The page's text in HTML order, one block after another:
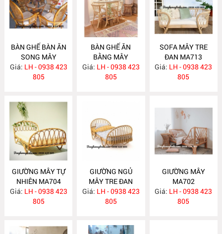
BÀN GHẾ BÀN ĂN
SONG MÂY
MA725
Giá: LH - 0938 423
805
BÀN GHẾ ĂN
BẰNG MÂY
MA724
Giá: LH - 0938 423
805
SOFA MÂY TRE
ĐAN MA713
Giá: LH - 0938 423
805
GIƯỜNG MÂY TỰ
NHIÊN MA704
Giá: LH - 0938 423
805
GIƯỜNG NGỦ
MÂY TRE ĐAN
MA703
Giá: LH - 0938 423
805
GIƯỜNG MÂY
MA702
Giá: LH - 0938 423
805